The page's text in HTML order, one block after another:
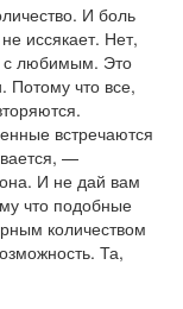
И боль
иссякает. Нет,
с любимым. Это
Потому что все,
встречаются
—
И не дай вам
что подобные
количеством
Та,